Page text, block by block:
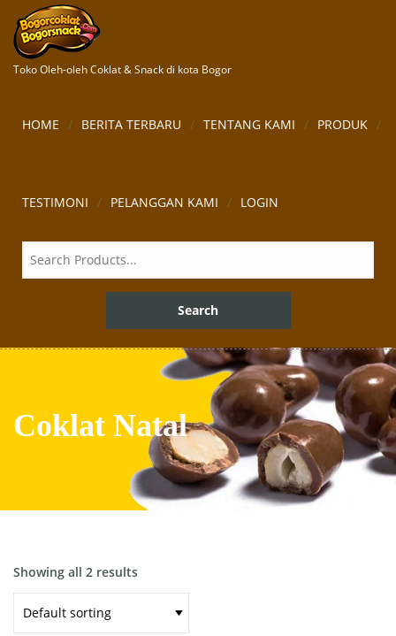
Toko Oleh-oleh Coklat & Snack di kota Bogor
HOME BERITA TERBARU TENTANG KAMI PRODUK
TESTIMONI PELANGGAN KAMI LOGIN
Coklat Natal
Showing all 2 results